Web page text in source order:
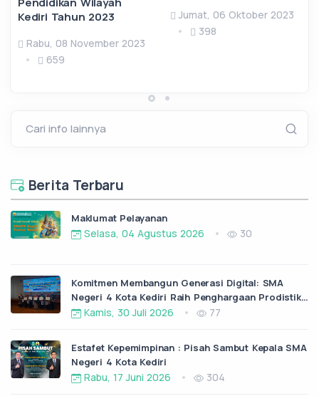
Kediri Tahun 2023
Rabu, 08 November 2023
659
Jumat, 06 Oktober 2023
398
Cari info lainnya
Berita Terbaru
Maklumat Pelayanan
Selasa, 04 Agustus 2026 30
Komitmen Membangun Generasi Digital: SMA
Negeri 4 Kota Kediri Raih Penghargaan Prodistik
dari ITS Surabaya
Kamis, 30 Juli 2026 77
Estafet Kepemimpinan : Pisah Sambut Kepala SMA
Negeri 4 Kota Kediri
Rabu, 17 Juni 2026 304